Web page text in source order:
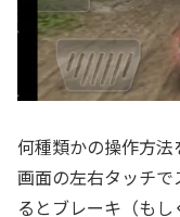
何種類かの操作方法
画面の左右タッチ
るとブレーキ（も